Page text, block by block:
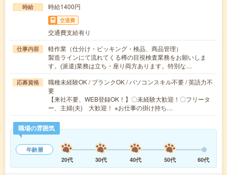
時給 時給1400円
交通費
交通費支給有り
仕事内容
軽作業（仕分け・ピッキング・検品、商品管理）
製造ラインにて流れてくる樽の目視検査業務をお願いしま
す。(派遣)業務は立ち・座り両方あります。特別な…
応募資格
職種未経験OK / ブランクOK / パソコンスキル不要 / 英語力不
要
【来社不要、WEB登録OK！】〇未経験大歓迎！〇フリータ
ー、主婦(夫) 大歓迎！ ※お仕事の掛け持ち…
職場の雰囲気
年齢層
20代
30代 40代 50代 60代